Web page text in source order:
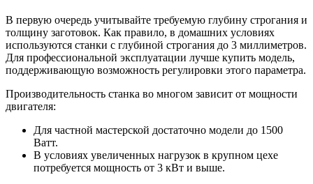
В первую очередь учитывайте требуемую глубину строгания и
толщину заготовок. Как правило, в домашних условиях
используются станки с глубиной строгания до 3 миллиметров.
Для профессиональной эксплуатации лучше купить модель,
поддерживающую возможность регулировки этого параметра.
Производительность станка во многом зависит от мощности
двигателя:
Для частной мастерской достаточно модели до 1500
Ватт.
В условиях увеличенных нагрузок в крупном цехе
потребуется мощность от 3 кВт и выше.